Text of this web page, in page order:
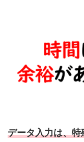
データ入力は、